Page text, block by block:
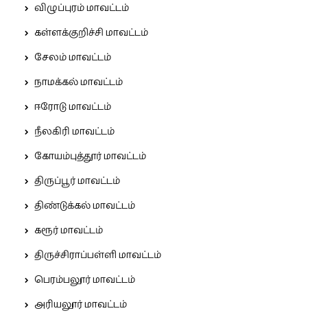
விழுப்புரம் மாவட்டம்
கள்ளக்குறிச்சி மாவட்டம்
சேலம் மாவட்டம்
நாமக்கல் மாவட்டம்
ஈரோடு மாவட்டம்
நீலகிரி மாவட்டம்
கோயம்புத்தூர் மாவட்டம்
திருப்பூர் மாவட்டம்
திண்டுக்கல் மாவட்டம்
கரூர் மாவட்டம்
திருச்சிராப்பள்ளி மாவட்டம்
பெரம்பலூர் மாவட்டம்
அரியலூர் மாவட்டம்